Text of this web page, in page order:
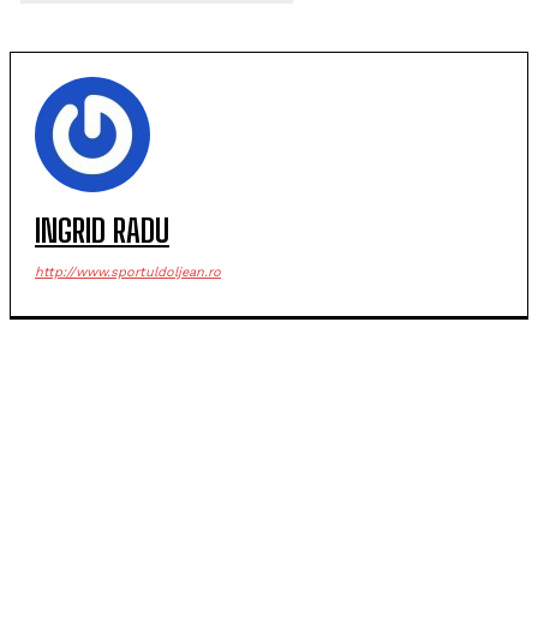
INGRID RADU
http://www.sportuldoljean.ro